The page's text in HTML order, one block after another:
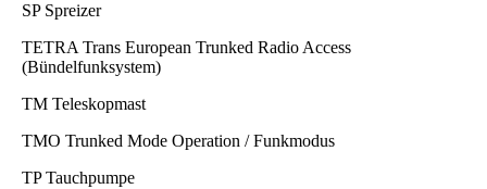
SP Spreizer
TETRA Trans European Trunked Radio Access
(Bündelfunksystem)
TM Teleskopmast
TMO Trunked Mode Operation / Funkmodus
TP Tauchpumpe